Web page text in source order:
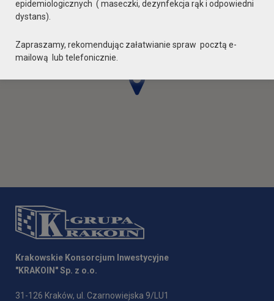
Krakowskie Konsorcjum Inwestycyjne
"KRAKOIN" Sp. z o.o.
31-126 Kraków, ul. Czarnowiejska 9/LU1
epidemiologicznych ( maseczki, dezynfekcja rąk i odpowiedni
dystans).
Zapraszamy, rekomendując załatwianie spraw pocztą e-
mailową lub telefonicznie.